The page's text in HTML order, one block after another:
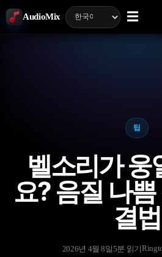
AudioMix ☰
팁
벨소리가 웅
요? 음질 나
결법
2026년 4월 8일5분 읽기